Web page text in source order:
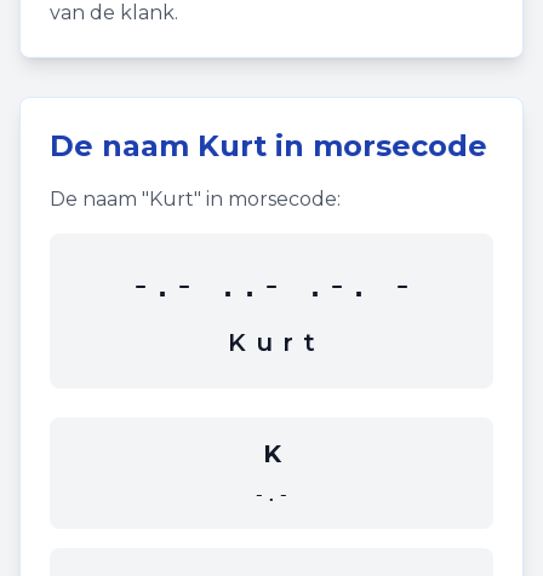
van de klank.
De naam Kurt in morsecode
De naam "Kurt" in morsecode:
-.- ..- .-. -
K u r t
K
-.-